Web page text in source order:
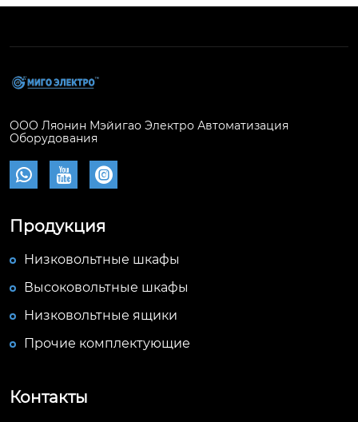
ООО Ляонин Мэйигао Электро Автоматизация
Оборудования
  
Продукция
Низковольтные шкафы
Высоковольтные шкафы
Низковольтные ящики
Прочие комплектующие
Контакты